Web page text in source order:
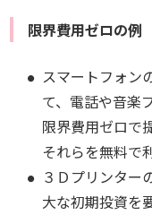
限界費用ゼロの例
スマートフォン
て、電話や音楽
限界費用ゼロで
それらを無料で
３Ｄプリンター
大な初期投資を